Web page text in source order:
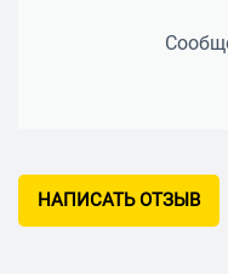
НАПИСАТЬ ОТЗЫВ